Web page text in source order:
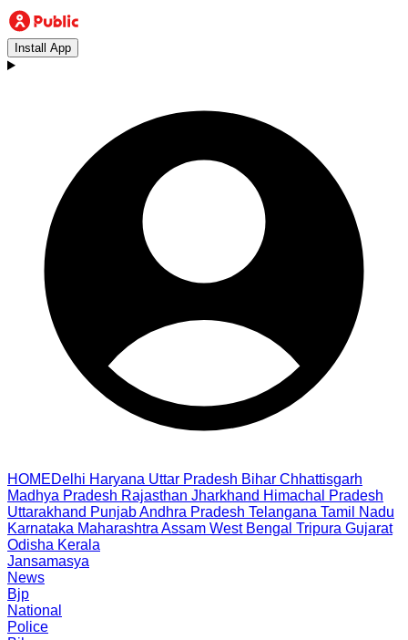
Install App
HOMEDelhi Haryana Uttar Pradesh Bihar Chhattisgarh
Madhya Pradesh Rajasthan Jharkhand Himachal Pradesh
Uttarakhand PunjabAndhra Pradesh Telangana Tamil Nadu
Karnataka Maharashtra Assam West Bengal Tripura Gujarat
Odisha Kerala
Jansamasya
News
Bjp
National
Police